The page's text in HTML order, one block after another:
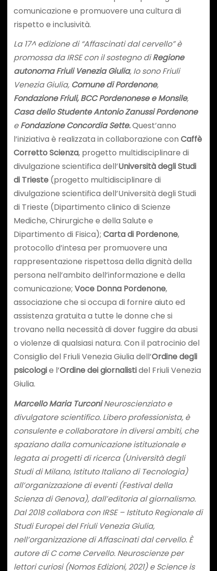
comunicazione e promuovere una cultura di
rispetto e inclusività.
La 17^ edizione di “Affascinati dal cervello” è
promossa da IRSE con il sostegno diRegione
autonoma Friuli Venezia Giulia, Io sono Friuli
Venezia Giulia, Comune di Pordenone,
Fondazione Friuli, BCC Pordenonese e Monsile,
Casa dello Studente Antonio Zanussi Pordenone
eFondazione Concordia Sette.Quest’anno
l’iniziativa è realizzata in collaborazione con Caffè
Corretto Scienza, progetto multidisciplinare di
divulgazione scientifica dell’Università degli Studi
di Trieste (progetto multidisciplinare di
divulgazione scientifica dell’Università degli Studi
di Trieste (Dipartimento clinico di Scienze
Mediche, Chirurgiche e della Salute e
Dipartimento di Fisica); Carta di Pordenone,
protocollo d’intesa per promuovere una
rappresentazione rispettosa della dignità della
persona nell’ambito dell’informazione e della
comunicazione; Voce Donna Pordenone,
associazione che si occupa di fornire aiuto ed
assistenza gratuita a tutte le donne che si
trovano nella necessità di dover fuggire da abusi
o violenze di qualsiasi natura. Con il patrocinio del
Consiglio del Friuli Venezia Giulia dell’Ordine degli
psicologie l’Ordine dei giornalistidel Friuli Venezia
Giulia.
Marcello Maria TurconiNeuroscienziato e
divulgatore scientifico. Libero professionista, è
consulente e collaboratore in diversi ambiti, che
spaziano dalla comunicazione istituzionale e
legata ai progetti di ricerca (Università degli
Studi di Milano, Istituto Italiano di Tecnologia)
all’organizzazione di eventi (Festival della
Scienza di Genova), dall’editoria al giornalismo.
Dal 2018 collabora con IRSE – Istituto Regionale di
Studi Europei del Friuli Venezia Giulia,
nell’organizzazione di Affascinati dal cervello. È
autore di C come Cervello. Neuroscienze per
lettori curiosi (Nomos Edizioni, 2021) e Science is